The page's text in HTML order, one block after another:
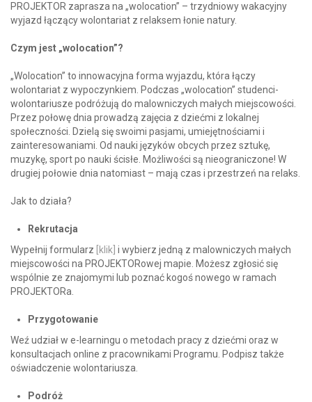
PROJEKTOR zaprasza na „wolocation” – trzydniowy wakacyjny
wyjazd łączący wolontariat z relaksem łonie natury.
Czym jest „wolocation”?
„Wolocation” to innowacyjna forma wyjazdu, która łączy
wolontariat z wypoczynkiem. Podczas „wolocation” studenci-
wolontariusze podróżują do malowniczych małych miejscowości.
Przez połowę dnia prowadzą zajęcia z dziećmi z lokalnej
społeczności. Dzielą się swoimi pasjami, umiejętnościami i
zainteresowaniami. Od nauki języków obcych przez sztukę,
muzykę, sport po nauki ścisłe. Możliwości są nieograniczone! W
drugiej połowie dnia natomiast – mają czas i przestrzeń na relaks.
Jak to działa?
Rekrutacja
Wypełnij formularz
[klik] i wybierz jedną z malowniczych małych
miejscowości na PROJEKTORowej mapie. Możesz zgłosić się
wspólnie ze znajomymi lub poznać kogoś nowego w ramach
PROJEKTORa.
Przygotowanie
Weź udział w e-learningu o metodach pracy z dziećmi oraz w
konsultacjach online z pracownikami Programu. Podpisz także
oświadczenie wolontariusza.
Podróż